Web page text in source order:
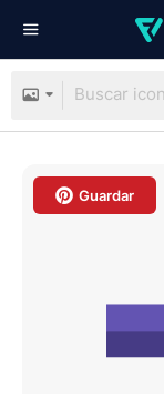
Guardar